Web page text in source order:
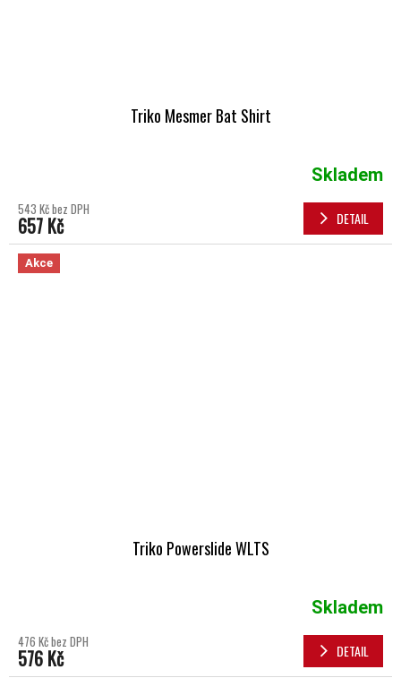
Triko Mesmer Bat Shirt
Skladem
543 Kč bez DPH
657 Kč DETAIL
Akce
Triko Powerslide WLTS
Skladem
476 Kč bez DPH
576 Kč DETAIL